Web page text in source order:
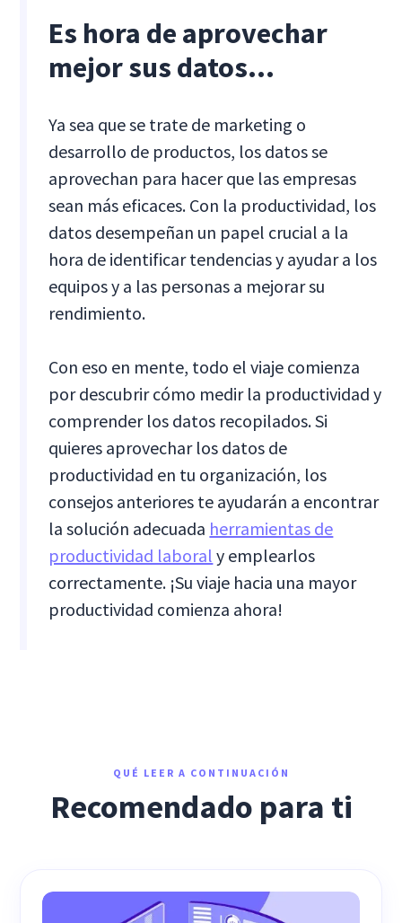
Es hora de aprovechar
mejor sus datos...
Ya sea que se trate de marketing o
desarrollo de productos, los datos se
aprovechan para hacer que las empresas
sean más eficaces. Con la productividad, los
datos desempeñan un papel crucial a la
hora de identificar tendencias y ayudar a los
equipos y a las personas a mejorar su
rendimiento.
Con eso en mente, todo el viaje comienza
por descubrir cómo medir la productividad y
comprender los datos recopilados. Si
quieres aprovechar los datos de
productividad en tu organización, los
consejos anteriores te ayudarán a encontrar
la solución adecuada herramientas de
productividad laboral y emplearlos
correctamente. ¡Su viaje hacia una mayor
productividad comienza ahora!
QUÉ LEER A CONTINUACIÓN
Recomendado para ti